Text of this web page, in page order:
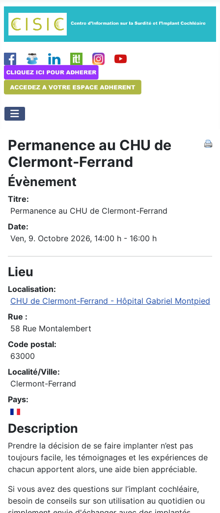
Permanence au CHU de
Clermont-Ferrand
Évènement
Titre:
Permanence au CHU de Clermont-Ferrand
Date:
Ven, 9. Octobre 2026, 14:00 h - 16:00 h
Lieu
Localisation:
CHU de Clermont-Ferrand - Hôpital Gabriel Montpied
Rue :
58 Rue Montalembert
Code postal:
63000
Localité/Ville:
Clermont-Ferrand
Pays:
Description
Prendre la décision de se faire implanter n’est pas
toujours facile, les témoignages et les expériences de
chacun apportent alors, une aide bien appréciable.
Si vous avez des questions sur l’implant cochléaire,
besoin de conseils sur son utilisation au quotidien ou